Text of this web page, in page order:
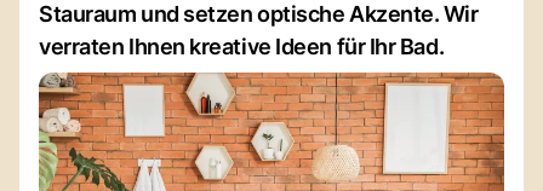
Stauraum und setzen optische Akzente. Wir
verraten Ihnen kreative Ideen für Ihr Bad.